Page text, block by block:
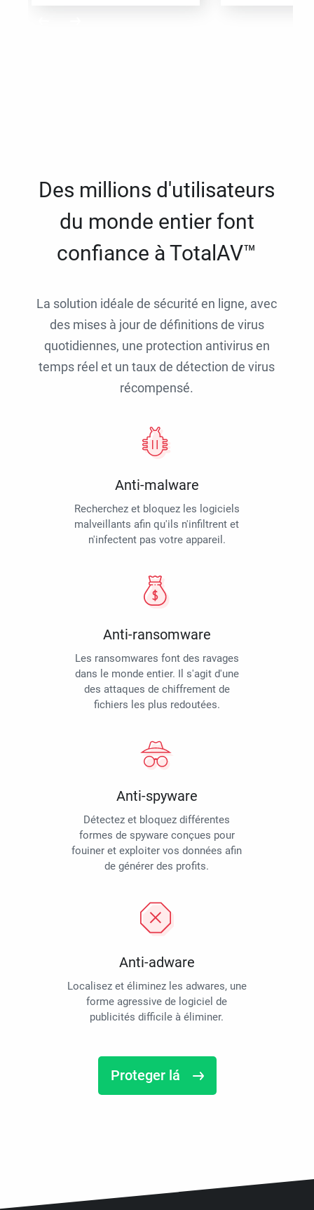
Des millions d'utilisateurs
du monde entier font
confiance à TotalAV™
La solution idéale de sécurité en ligne, avec
des mises à jour de définitions de virus
quotidiennes, une protection antivirus en
temps réel et un taux de détection de virus
récompensé.
Anti-malware
Recherchez et bloquez les logiciels
malveillants afin qu'ils n'infiltrent et
n'infectent pas votre appareil.
Anti-ransomware
Les ransomwares font des ravages
dans le monde entier. Il s'agit d'une
des attaques de chiffrement de
fichiers les plus redoutées.
Anti-spyware
Détectez et bloquez différentes
formes de spyware conçues pour
fouiner et exploiter vos données afin
de générer des profits.
Anti-adware
Localisez et éliminez les adwares, une
forme agressive de logiciel de
publicités difficile à éliminer.
Proteger lá